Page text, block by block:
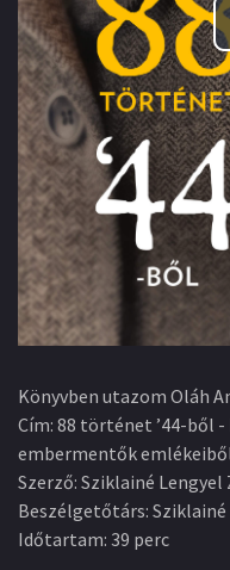
Könyvben utazom Oláh
Cím: 88 történet ’44-ből
embermentők
Szerző: Sziklainé Lengyel
Beszélgetőtárs:
Időtartam: 39 perc